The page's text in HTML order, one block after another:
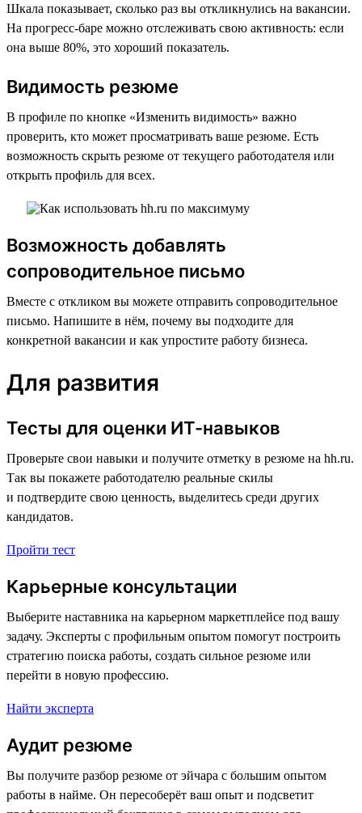
Шкала показывает, сколько раз вы откликнулись на вакансии.
На прогресс-баре можно отслеживать свою активность: если
она выше 80%, это хороший показатель.
Видимость резюме
В профиле по кнопке «Изменить видимость» важно
проверить, кто может просматривать ваше резюме. Есть
возможность скрыть резюме от текущего работодателя или
открыть профиль для всех.
Возможность добавлять
сопроводительное письмо
Вместе с откликом вы можете отправить сопроводительное
письмо. Напишите в нём, почему вы подходите для
конкретной вакансии и как упростите работу бизнеса.
Для развития
Тесты для оценки ИТ-навыков
Проверьте свои навыки и получите отметку в резюме на hh.ru.
Так вы покажете работодателю реальные скилы
и подтвердите свою ценность, выделитесь среди других
кандидатов.
Пройти тест
Карьерные консультации
Выберите наставника на карьерном маркетплейсе под вашу
задачу. Эксперты с профильным опытом помогут построить
стратегию поиска работы, создать сильное резюме или
перейти в новую профессию.
Найти эксперта
Аудит резюме
Вы получите разбор резюме от эйчара с большим опытом
работы в найме. Он пересоберёт ваш опыт и подсветит